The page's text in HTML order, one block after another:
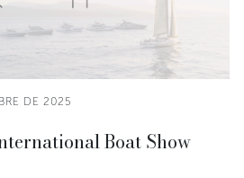
DE 2025
Boat Show